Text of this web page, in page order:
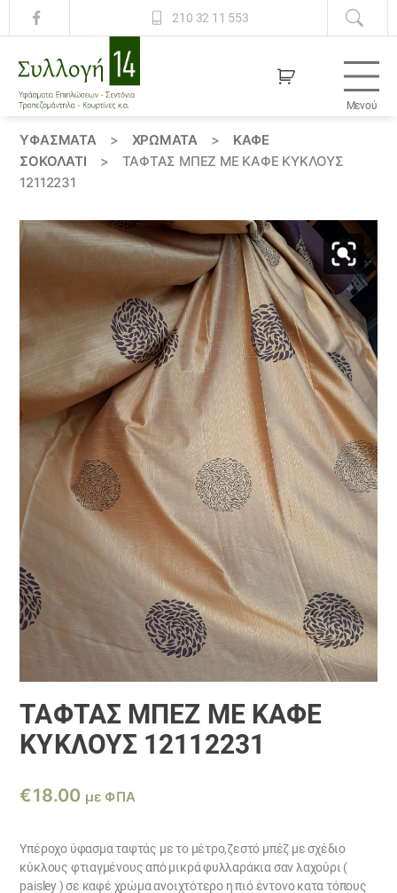
210 32 11 553
14
Μενού
ΥΦΆΣΜΑΤΑ > ΧΡΏΜΑΤΑ >
ΚΑΦΕ
ΣΟΚΟΛΑΤΙ
>
ΤΑΦΤΆΣ ΜΠΈΖ ΜΕ ΚΑΦΈ ΚΎΚΛΟΥΣ
12112231
ΤΑΦΤΆΣ ΜΠΈΖ ΜΕ ΚΑΦΈ
ΚΎΚΛΟΥΣ 12112231
€18.00 με ΦΠΑ
Υπέροχο ύφασμα ταφτάς με το μέτρο,ζεστό μπέζ με σχέδιο
κύκλους φτιαγμένους από μικρά φυλλαράκια σαν λαχούρι (
paisley ) σε καφέ χρώμα ανοιχτότερο η πιό έντονο κατα τόπους